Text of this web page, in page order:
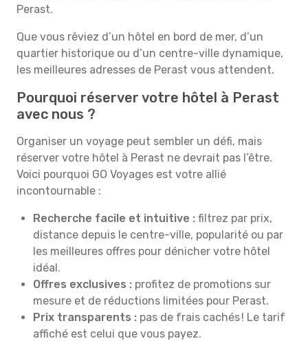
Perast.
Que vous rêviez d’un hôtel en bord de mer, d’un
quartier historique ou d’un centre-ville dynamique,
les meilleures adresses de Perast vous attendent.
Pourquoi réserver votre hôtel à Perast
avec nous ?
Organiser un voyage peut sembler un défi, mais
réserver votre hôtel à Perast ne devrait pas l’être.
Voici pourquoi GO Voyages est votre allié
incontournable :
Recherche facile et intuitive : filtrez par prix,
distance depuis le centre-ville, popularité ou par
les meilleures offres pour dénicher votre hôtel
idéal.
Offres exclusives : profitez de promotions sur
mesure et de réductions limitées pour Perast.
Prix transparents : pas de frais cachés ! Le tarif
affiché est celui que vous payez.